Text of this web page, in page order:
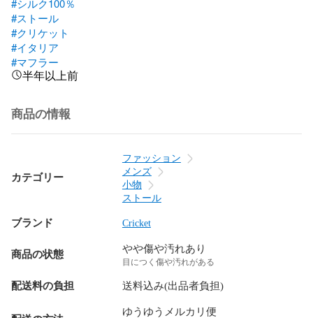
#ストール
#クリケット
#イタリア
#マフラー
半年以上前
商品の情報
カテゴリー
ファッション
メンズ
小物
ストール
ブランド Cricket
商品の状態 やや傷や汚れあり
目につく傷や汚れがある
配送料の負担 送料込み(出品者負担)
ゆうゆうメルカリ便